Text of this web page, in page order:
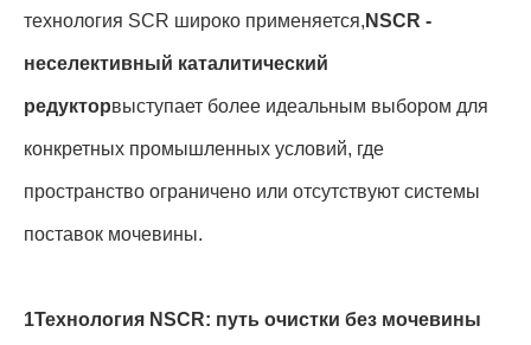
технология SCR широко применяется, NSCR -
неселективный каталитический
редукторвыступает более идеальным выбором для
конкретных промышленных условий, где
пространство ограничено или отсутствуют системы
поставок мочевины.
1Технология NSCR: путь очистки без мочевины